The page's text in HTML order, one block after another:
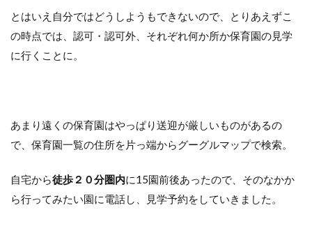
とはいえ自分ではどうしようもできないので、とりあえずこ
の時点では、認可・認可外、それぞれ何か所か保育園の見学
に行くことに。
あまり遠くの保育園はやっぱり送迎が厳しいものがあるの
で、保育園一覧の住所を片っ端からグーグルマップで検索。
自宅から徒歩２０分圏内に15園前後あったので、そのなかか
ら行ってみたい園に電話し、見学予約をしていきました。